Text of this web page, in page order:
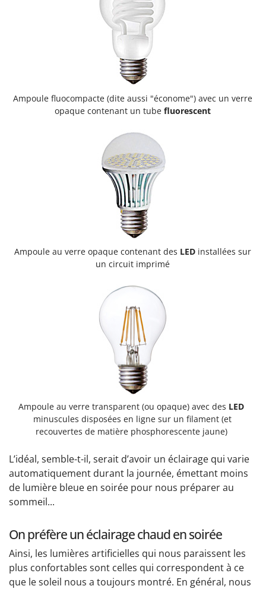
Ampoule fluocompacte (dite aussi "économe") avec un verre
opaque contenant un tube fluorescent
Ampoule au verre opaque contenant des LEDinstallées sur
un circuit imprimé
Ampoule au verre transparent (ou opaque) avec des LED
minuscules disposées en ligne sur un filament (et
recouvertes de matière phosphorescente jaune)
L’idéal, semble-t-il, serait d’avoir un éclairage qui varie
automatiquement durant la journée, émettant moins
de lumière bleue en soirée pour nous préparer au
sommeil...
On préfère un éclairage chaud en soirée
Ainsi, les lumières artificielles qui nous paraissent les
plus confortables sont celles qui correspondent à ce
que le soleil nous a toujours montré. En général, nous